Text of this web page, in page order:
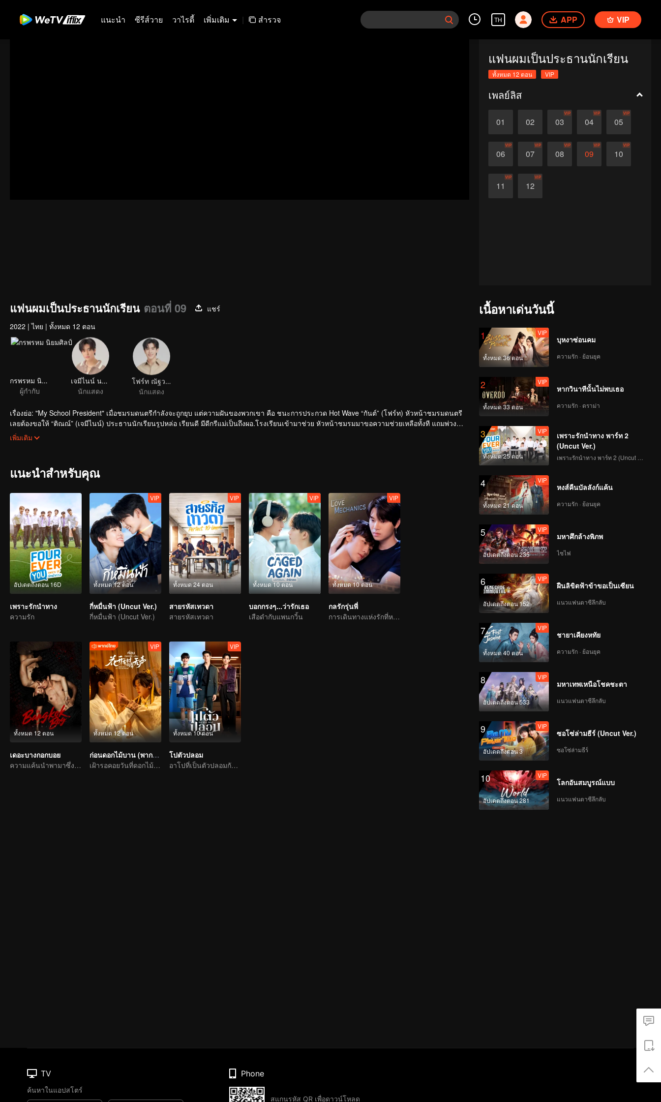
แนะนำ ซีรีส์วาย วาไรตี้ เพิ่มเติม | สำรวจ TH APP VIP
แฟนผมเป็นประธานนักเรียน
ทั้งหมด 12 ตอน VIP
เพลย์ลิส
01 02 03
VIP
04
VIP
05
VIP
06
VIP
07
VIP
08
VIP
09
VIP
10
VIP
11
VIP
12
VIP
แฟนผมเป็นประธานนักเรียน ตอนที่ 09
แชร์
2022 | ไทย | ทั้งหมด 12 ตอน
กรพรหม นิยมศิลป์
ผู้กำกับ
เจมีไนน์ นรวิชญ์ ฐิติเจริญรักษ์
นักแสดง
นักแสดง
เรื่องย่อ: "My School President" เมื่อชมรมดนตรีกำลังจะถูกยุบ แต่ความฝันของพวกเขา คือ ชนะการประกวด Hot Wave “กันต์” (โฟร์ท) หัวหน้าชมรมดนตรี
เลยต้องขอให้ “ติณณ์” (เจมีไนน์) ประธานนักเรียนรูปหล่อ เรียนดี มีดีกรีแม่เป็นถึงผอ.โรงเรียนเข้ามาช่วย หัวหน้าชมรมมาขอความช่วยเหลือทั้งที แถมพ่วง
ตำแหน่งเป็นคนที่เขาแอบชอบมาตั้งนาน งานนี้ติณณ์เลยต้องช่วยกันต์ให้ชนะการประกวดเพื่อที่เขาจะได้ขอกันต์เป็นแฟนสักที! ร่วมส่งท้ายชีวิต ม.6 พร้อมเติม
เพิ่มเติม
แนะนำสำหรับคุณ
อัปเดตถึงตอน 16D
เพราะรักนำทาง
ความรัก
ทั้งหมด 12 ตอน
VIP
กี่หมื่นฟ้า (Uncut Ver.)
กี่หมื่นฟ้า (Uncut Ver.)
ทั้งหมด 24 ตอน
VIP
สายรหัสเทวดา
สายรหัสเทวดา
ทั้งหมด 10 ตอน
VIP
บอกกรงๆ...ว่ารักเธอ
เสือดำกับแพนกวิ้น
ทั้งหมด 10 ตอน
VIP
กลรักรุ่นพี่
การเดินทางแห่งรักที่หวานขม
ทั้งหมด 12 ตอน
เดอะบางกอกบอย
ความแค้นนำพามาซึ่งความรัก
ทั้งหมด 12 ตอน
VIP
ก่อนดอกไม้บาน (พากย์ไทย)
เฝ้ารอคอยวันที่ดอกไม้แบ่งบาน
ทั้งหมด 10 ตอน
VIP
โปตัวปลอม
อาโปที่เป็นตัวปลอมกับคู่หมั้นที่อ่านใจได้
เนื้อหาเด่นวันนี้
1
ทั้งหมด 36 ตอน
VIP
บุหงาซ่อนคม
ความรัก · ย้อนยุค
2
ทั้งหมด 33 ตอน
VIP
หากวินาทีนั้นไม่พบเธอ
ความรัก · ดราม่า
3
ทั้งหมด 25 ตอน
VIP
เพราะรักนำทาง พาร์ท 2
(Uncut Ver.)
4
ทั้งหมด 21 ตอน
VIP
หงส์คืนบัลลังก์แค้น
ความรัก · ย้อนยุค
5
อัปเดตถึงตอน 235
VIP
มหาศึกล้างพิภพ
ไซไฟ
6
อัปเดตถึงตอน 152
VIP
ฝืนลิขิตฟ้าข้าขอเป็นเซียน
แนวแฟนตาซีลึกลับ
7
ทั้งหมด 40 ตอน
VIP
ชายาเคียงหทัย
ความรัก · ย้อนยุค
8
อัปเดตถึงตอน 533
VIP
มหาเทพเหนือโชคชะตา
แนวแฟนตาซีลึกลับ
9
อัปเดตถึงตอน 3
VIP
ซอโซ่ล่ามธีร์ (Uncut Ver.)
ซอโซ่ล่ามธีร์
10
อัปเดตถึงตอน 281
VIP
โลกอันสมบูรณ์แบบ
แนวแฟนตาซีลึกลับ
TV
ค้นหาในแอปสโตร์
Phone
สแกนรหัส QR เพื่อดาวน์โหลด